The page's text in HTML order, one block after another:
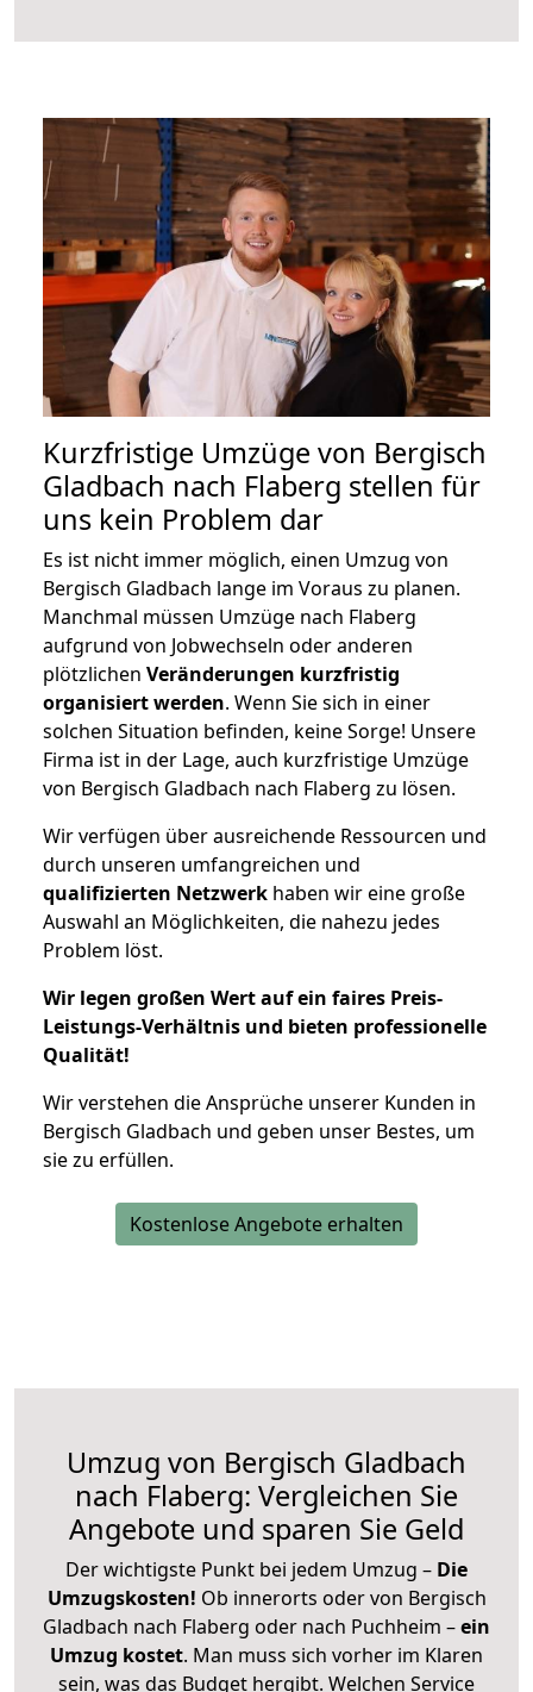
Kurzfristige Umzüge von Bergisch
Gladbach nach Flaberg stellen für
uns kein Problem dar
Es ist nicht immer möglich, einen Umzug von
Bergisch Gladbach lange im Voraus zu planen.
Manchmal müssen Umzüge nach Flaberg
aufgrund von Jobwechseln oder anderen
plötzlichen Veränderungen kurzfristig
organisiert werden. Wenn Sie sich in einer
solchen Situation befinden, keine Sorge! Unsere
Firma ist in der Lage, auch kurzfristige Umzüge
von Bergisch Gladbach nach Flaberg zu lösen.
Wir verfügen über ausreichende Ressourcen und
durch unseren umfangreichen und
qualifizierten Netzwerk haben wir eine große
Auswahl an Möglichkeiten, die nahezu jedes
Problem löst.
Wir legen großen Wert auf ein faires Preis-
Leistungs-Verhältnis und bieten professionelle
Qualität!
Wir verstehen die Ansprüche unserer Kunden in
Bergisch Gladbach und geben unser Bestes, um
sie zu erfüllen.
Kostenlose Angebote erhalten
Umzug von Bergisch Gladbach
nach Flaberg: Vergleichen Sie
Angebote und sparen Sie Geld
Der wichtigste Punkt bei jedem Umzug – Die
Umzugskosten! Ob innerorts oder von Bergisch
Gladbach nach Flaberg oder nach Puchheim –ein
Umzug kostet. Man muss sich vorher im Klaren
sein, was das Budget hergibt. Welchen Service